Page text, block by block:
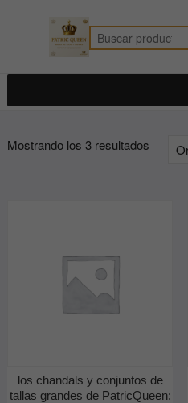
Mostrando los 3 resultados
los chandals y conjuntos de
tallas grandes de PatricQueen: